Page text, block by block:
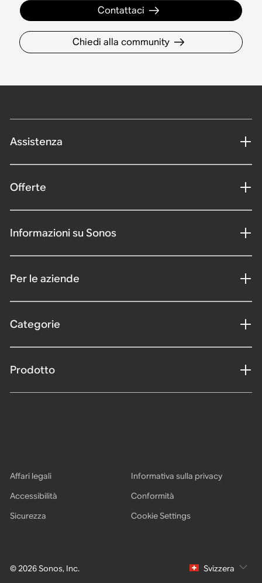
Contattaci
Chiedi alla community
Assistenza
Offerte
Informazioni su Sonos
Per le aziende
Categorie
Prodotto
© 2026 Sonos, Inc.
Affari legali
Informativa sulla privacy
Accessibilità
Conformità
Sicurezza
Cookie Settings
Svizzera